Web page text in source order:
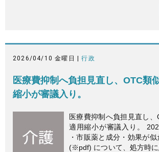
2026/04/10 金曜日 |行政
医療費抑制へ負担見直し、OTC類
縮小が審議入り。
医療費抑制へ負担見直し
適用縮小が審議入り。
・市販薬と成分・効果が似
(※pdf) について、処方時